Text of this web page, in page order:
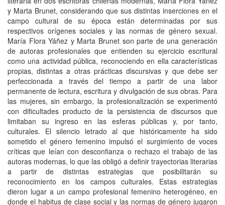
y Marta Brunet, considerando que sus distintas inserciones en el
campo cultural de su época están determinadas por sus
respectivos orígenes sociales y las normas de género sexual.
María Flora Yáñez y Marta Brunet son parte de una generación
de autoras profesionales que entienden su ejercicio escritural
como una actividad pública, reconociendo en ella características
propias, distintas a otras prácticas discursivas y que debe ser
perfeccionada a través del tiempo a partir de una labor
permanente de lectura, escritura y divulgación de sus obras. Para
las mujeres, sin embargo, la profesionalización se experimentó
con dificultades producto de la persistencia de discursos que
limitaban su ingreso en las esferas públicas y, por tanto,
culturales. El silencio letrado al que históricamente ha sido
sometido el género femenino impulsó el surgimiento de voces
críticas que leían con desconfianza o rechazo el trabajo de las
autoras modernas, lo que las obligó a definir trayectorias literarias
a partir de distintas estrategias que posibilitarán su
reconocimiento en los campos culturales. Estas estrategias
dieron lugar a un campo profesional femenino heterogéneo, en
donde el habitus de clase social y las normas de género jugaron